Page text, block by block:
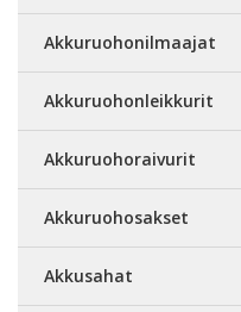
Akkuruohonilmaajat
Akkuruohonleikkurit
Akkuruohoraivurit
Akkuruohosakset
Akkusahat